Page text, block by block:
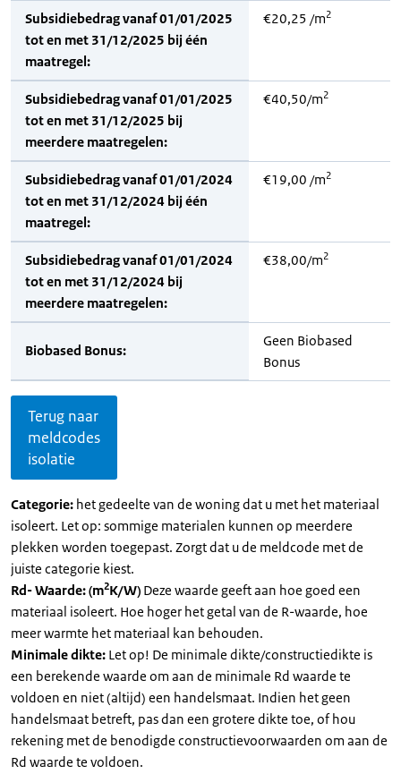
Subsidiebedrag vanaf 01/01/2025
tot en met 31/12/2025 bij één
maatregel:
€20,25 /m2
Subsidiebedrag vanaf 01/01/2025
tot en met 31/12/2025 bij
meerdere maatregelen:
€40,50/m2
Subsidiebedrag vanaf 01/01/2024
tot en met 31/12/2024 bij één
maatregel:
€19,00 /m2
Subsidiebedrag vanaf 01/01/2024
tot en met 31/12/2024 bij
meerdere maatregelen:
€38,00/m2
Biobased Bonus:
Geen Biobased
Bonus
Terug naar
meldcodes
isolatie
Categorie: het gedeelte van de woning dat u met het materiaal
isoleert. Let op: sommige materialen kunnen op meerdere
plekken worden toegepast. Zorgt dat u de meldcode met de
juiste categorie kiest.
Rd- Waarde: (m2K/W) Deze waarde geeft aan hoe goed een
materiaal isoleert. Hoe hoger het getal van de R-waarde, hoe
meer warmte het materiaal kan behouden.
Minimale dikte: Let op! De minimale dikte/constructiedikte is
een berekende waarde om aan de minimale Rd waarde te
voldoen en niet (altijd) een handelsmaat. Indien het geen
handelsmaat betreft, pas dan een grotere dikte toe, of hou
rekening met de benodigde constructievoorwaarden om aan de
Rd waarde te voldoen.